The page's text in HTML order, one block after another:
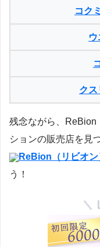
コク
クス
残念ながら、ReBion
ションの販売店を見
ReBion（リビオン
う！